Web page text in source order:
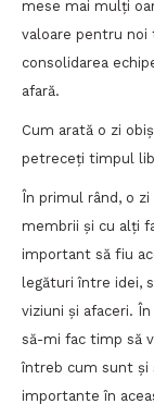
mese mai mulți
valoare pentru noi
consolidarea
afară.
Cum arată o zi
petreceți timpul
În primul rând, o
membrii și cu alți
important să fiu
legături între idei,
viziuni și afaceri.
să-mi fac timp să
întreb cum sunt și
importante în